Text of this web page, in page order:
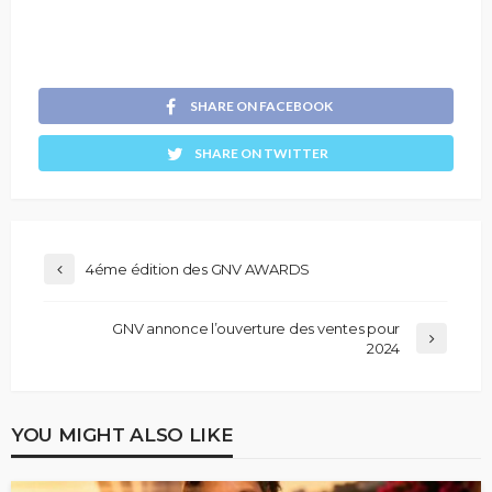
SHARE ON FACEBOOK
SHARE ON TWITTER
4éme édition des GNV AWARDS
GNV annonce l’ouverture des ventes pour
2024
YOU MIGHT ALSO LIKE